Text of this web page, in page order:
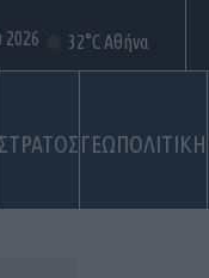
ΣΤΡΑΤΟΣΓΕΩΠΟΛΙΤΙΚΗ
2026 32°C Αθήνα